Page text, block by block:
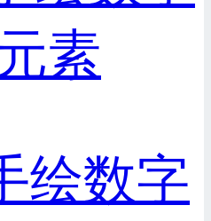
绘数字